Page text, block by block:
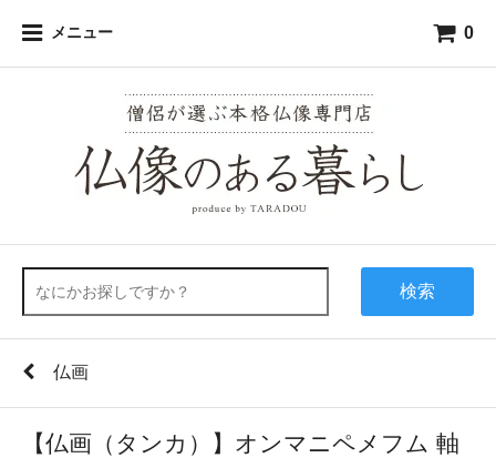
メニュー 0
検索
仏画
【仏画（タンカ）】オンマニペメフム 軸